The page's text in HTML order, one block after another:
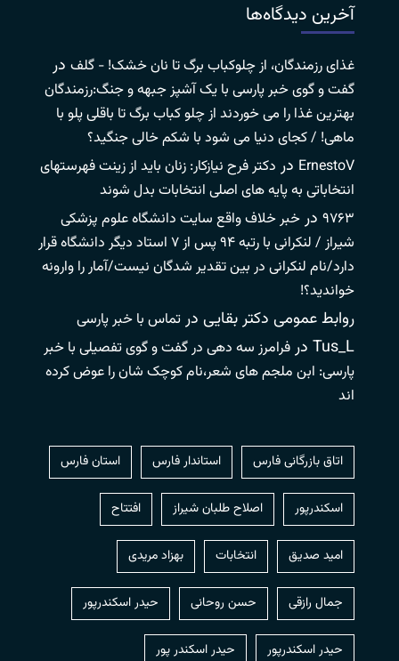
آخرین دیدگاه‌ها
غذای رزمندگان، از چلوکباب برگ تا نان خشک! - گلف در
گفت و گوی خبر پارسی با یک آشپز جبهه و جنگ:رزمندگان
بهترین غذا را می خوردند از چلو کباب برگ تا باقلی پلو با
ماهی! / کجای دنیا می شود با شکم خالی جنگید؟
ErnestoV در دکتر فرح نیازکار: زنان باید از زینت فهرستهای
انتخاباتی به پایه های اصلی انتخابات بدل شوند
۹۷۶۳ در خبر خلاف واقع سایت دانشگاه علوم پزشکی
شیراز / لنکرانی با رتبه ۹۴ پس از ۷ استاد دیگر دانشگاه قرار
دارد/نام لنکرانی در بین تقدیر شدگان نیست/آمار را وارونه
خواندید؟!
روابط عمومی دکتر بقایی در تماس با خبر پارسی
Tus_L در فرامرز سه دهی در گفت و گوی تفصیلی با خبر
پارسی: ابن ملجم های شعر،نام کوچک شان را عوض کرده
اند
اتاق بازرگانی فارس استاندار فارس استان فارس
اسکندرپور اصلاح طلبان شیراز افتتاح
امید صدیق انتخابات بهزاد مریدی
جمال رازقی حسن روحانی حيدر اسكندرپور
حیدر اسکندرپور حیدر اسکندر پور